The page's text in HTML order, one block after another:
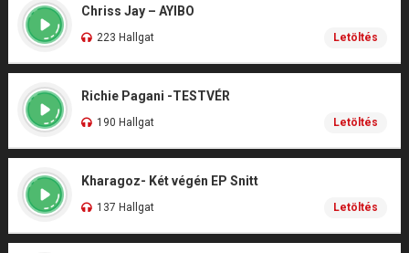
Chriss Jay – AYIBO
223 Hallgat Letöltés
Richie Pagani -TESTVÉR
190 Hallgat Letöltés
Kharagoz- Két végén EP Snitt
137 Hallgat Letöltés